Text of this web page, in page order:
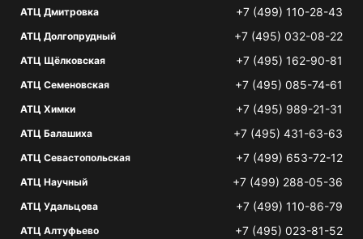
АТЦ Дмитровка +7 (499) 110-28-43
АТЦ Долгопрудный +7 (495) 032-08-22
АТЦ Щёлковская +7 (495) 162-90-81
АТЦ Семеновская +7 (495) 085-74-61
АТЦ Химки +7 (495) 989-21-31
АТЦ Балашиха +7 (495) 431-63-63
АТЦ Севастопольская +7 (499) 653-72-12
АТЦ Научный +7 (499) 288-05-36
АТЦ Удальцова +7 (499) 110-86-79
АТЦ Алтуфьево +7 (495) 023-81-52